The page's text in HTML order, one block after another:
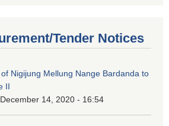
Tender Notices
Nigijung Mellung Nange Bardanda to
II
14, 2020 - 16:54